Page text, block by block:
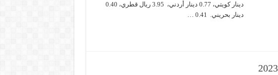
دينار كويتي، 0.77 دينار أردني، 3.95 ريال قطري، 0.40
دينار بحريني. 0.41 …